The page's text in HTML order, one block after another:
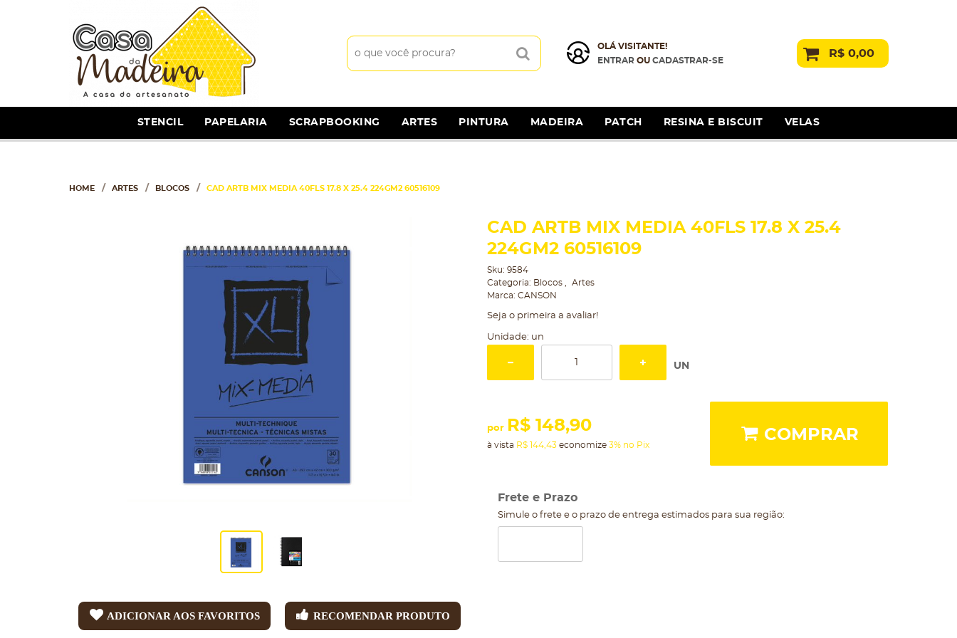
OLÁ VISITANTE!
ENTRAROU CADASTRAR-SE
R$ 0,00
STENCIL PAPELARIA SCRAPBOOKING ARTES PINTURA MADEIRA PATCH RESINA E BISCUIT VELAS
HOME ARTES BLOCOS CAD ARTB MIX MEDIA 40FLS 17.8 X 25.4 224GM2 60516109
ADICIONAR AOS FAVORITOS RECOMENDAR PRODUTO
CAD ARTB MIX MEDIA 40FLS 17.8 X 25.4
224GM2 60516109
Sku: 9584
Categoria: Blocos
Artes
Marca: CANSON
Seja o primeira a avaliar!
Unidade: un
UN
por R$ 148,90
à vista R$ 144,43economize 3% no Pix
COMPRAR
Frete e Prazo
Simule o frete e o prazo de entrega estimados para sua região: